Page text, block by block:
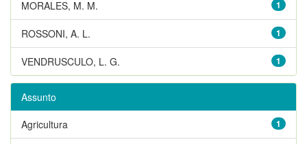
1
MORALES, M. M.
1
ROSSONI, A. L.
1
VENDRUSCULO, L. G.
Assunto
1
Agricultura